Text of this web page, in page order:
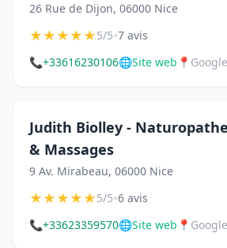
26 Rue de Dijon, 06000 Nice
★★★★★5/5•7 avis
📞+33616230106🌐Site web 📍
Judith Biolley - Naturopathe
& Massages
9 Av. Mirabeau, 06000 Nice
★★★★★5/5•6 avis
📞+33623359570🌐Site web 📍